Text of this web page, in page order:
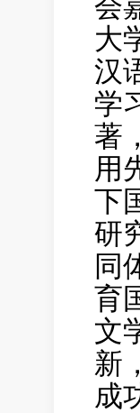
会
大
汉
学
著
用
下
研
同
育
文
新
成